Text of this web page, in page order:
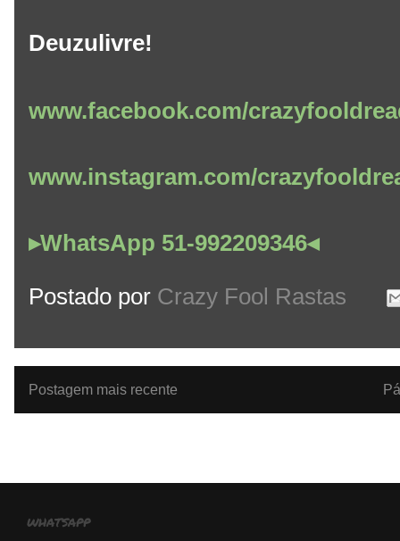
Deuzulivre!
www.facebook.com/
www.instagram.com/
▸WhatsApp 51-992209346◂
Postado por Crazy Fool Rastas
Postagem mais recente
whatsapp